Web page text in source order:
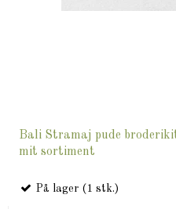
Bali Stramaj pude
mit sortiment
På lager (1 stk.)